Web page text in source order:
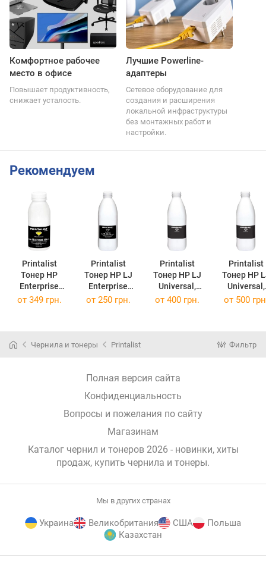
Комфортное рабочее
место в офисе
Повышает продуктивность,
снижает усталость.
Лучшие Powerline-
адаптеры
Сетевое оборудование для
создания и расширения
локальной инфраструктуры
без монтажных работ и
настройки.
Рекомендуем
Printalist
Тонер HP
Enterprise
M552/M553,
105-PL
Printalist
Тонер HP LJ
Enterprise
M607/608/609,
(TR-CF237A-
Printalist
Тонер HP LJ
Universal,
1000г Black
Printalist
Тонер HP
Universal,
1000г
от 349 грн. от 250 грн. от 400 грн. от 500
Чернила и тонеры Printalist Фильтр
Полная версия сайта
Конфиденциальность
Вопросы и пожелания по сайту
Магазинам
Каталог чернил и тонеров 2026 - новинки, хиты
продаж, купить чернила и тонеры.
Мы в других странах
Украина Великобритания США
Польша
Казахстан